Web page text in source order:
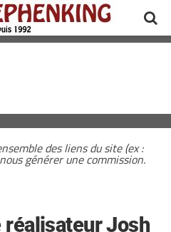
des liens du site (ex :
générer une commission.
réalisateur Josh